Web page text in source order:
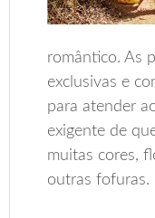
romântico. As
exclusivas e
para atender
exigente de
muitas cores,
outras fofuras.